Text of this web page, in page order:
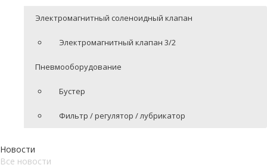
Электромагнитный соленоидный клапан
Электромагнитный клапан 3/2
Пневмооборудование
Бустер
Фильтр / регулятор / лубрикатор
Новости
Все новости